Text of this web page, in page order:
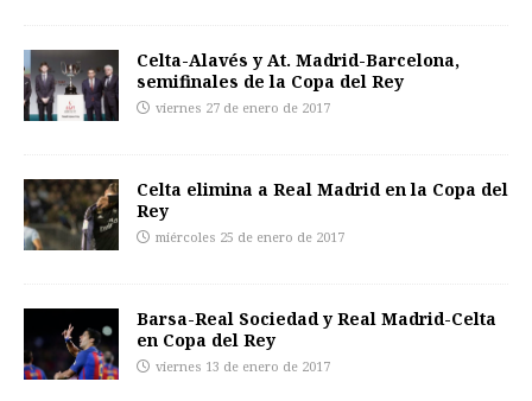
Celta-Alavés y At. Madrid-Barcelona,
semifinales de la Copa del Rey
viernes 27 de enero de 2017
Celta elimina a Real Madrid en la Copa del
Rey
miércoles 25 de enero de 2017
Barsa-Real Sociedad y Real Madrid-Celta
en Copa del Rey
viernes 13 de enero de 2017